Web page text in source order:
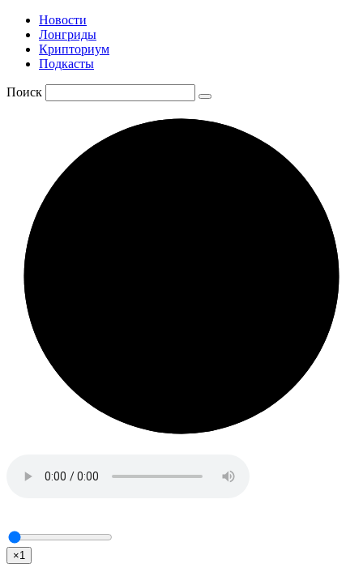
Новости
Лонгриды
Крипториум
Подкасты
Поиск
×1